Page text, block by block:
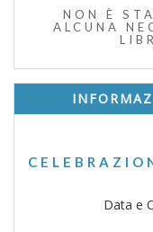
NON È
ALCUNA
Data e